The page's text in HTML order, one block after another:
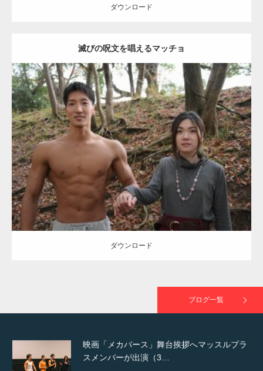
ダウンロード
滅びの呪文を唱えるマッチョ
Update:2021.07.8
Category:公園のマッチョ その他 AKIHITO(細マッチョ) 大胸筋 腹筋
ダウンロード
ダウンロード
ブログ一覧
【TV】TBS番組「ひるおび」にてマッスルプ
ラスが紹介されま…
TOKYO FMラジオ番組「ONE MORNING」
で紹介さ…
NHK「所さん！事件ですよ」に取材されまし
た（6/8放送）
映画「メカバース」舞台挨拶へマッスルプラ
スメンバーが出演（3…